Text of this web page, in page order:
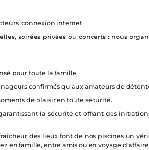
connexion internet.
soirées privées ou concerts : nous
pour toute la famille.
confirmés qu'aux amateurs de
de plaisir en toute sécurité.
la sécurité et offrant des
des lieux font de nos piscines un
en famille, entre amis ou en voyage